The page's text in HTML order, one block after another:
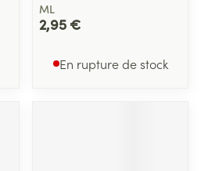
ML
2,95 €
En rupture de stock